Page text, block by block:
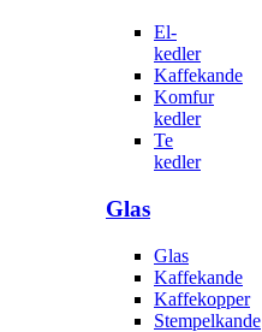
El-
kedler
Kaffekande
Komfur
kedler
Te
kedler
Glas
Glas
Kaffekande
Kaffekopper
Stempelkande